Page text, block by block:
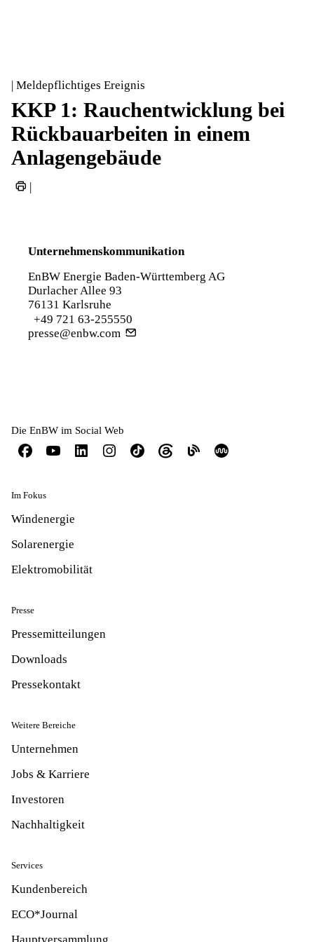
| Meldepflichtiges Ereignis
KKP 1: Rauchentwicklung bei
Rückbauarbeiten in einem
Anlagengebäude
|
Unternehmenskommunikation
EnBW Energie Baden-Württemberg AG
Durlacher Allee 93
76131 Karlsruhe
+49 721 63-255550
presse@enbw.com
Die EnBW im Social Web
Im Fokus
Windenergie
Solarenergie
Elektromobilität
Presse
Pressemitteilungen
Downloads
Pressekontakt
Weitere Bereiche
Unternehmen
Jobs & Karriere
Investoren
Nachhaltigkeit
Services
Kundenbereich
ECO*Journal